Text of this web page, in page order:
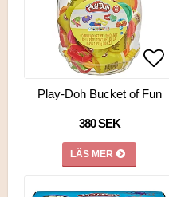
Play-Doh Bucket of Fun
380 SEK
LÄS MER